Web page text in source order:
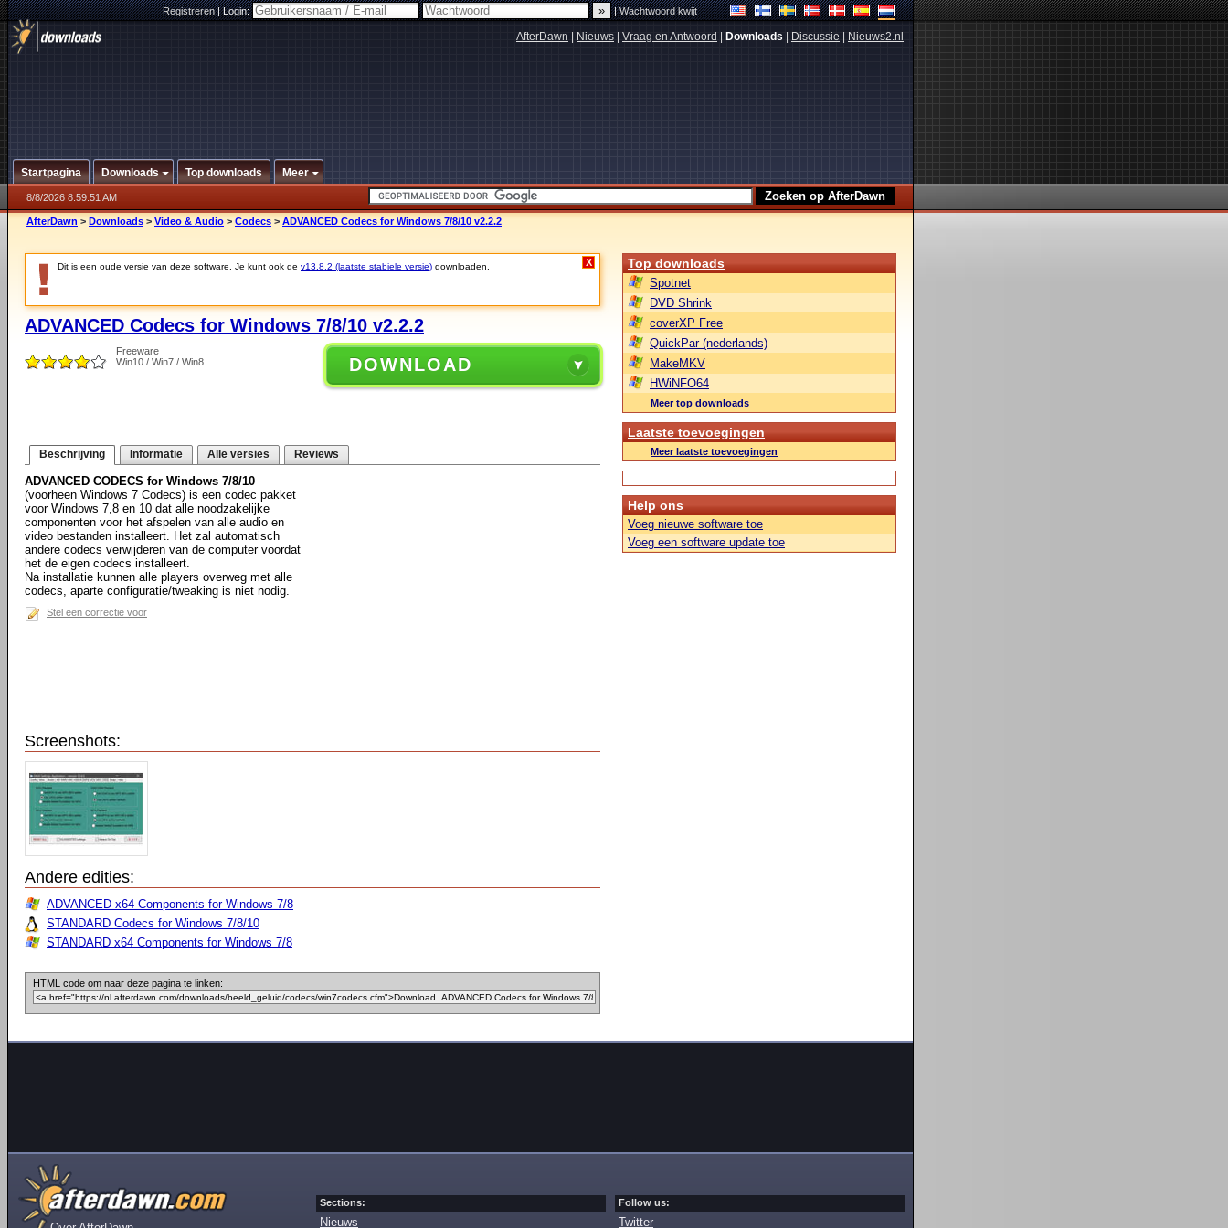
Registreren|Login: |Wachtwoord kwijt
AfterDawn Nieuws Vraag en Antwoord Downloads Discussie Nieuws2.nl
Startpagina Downloads Top downloads Meer
8/8/2026 8:59:51 AM
AfterDawn > Downloads > Video & Audio > Codecs > ADVANCED Codecs for Windows 7/8/10 v2.2.2
Dit is een oude versie van deze software. Je kunt ook de v13.8.2 (laatste stabiele versie) downloaden. X
ADVANCED Codecs for Windows 7/8/10 v2.2.2
Freeware
Win10 / Win7 / Win8
DOWNLOAD
Beschrijving Informatie Alle versies Reviews
ADVANCED CODECS for Windows 7/8/10
(voorheen Windows 7 Codecs) is een codec pakket
voor Windows 7,8 en 10 dat alle noodzakelijke
componenten voor het afspelen van alle audio en
video bestanden installeert. Het zal automatisch
andere codecs verwijderen van de computer voordat
het de eigen codecs installeert.
Na installatie kunnen alle players overweg met alle
codecs, aparte configuratie/tweaking is niet nodig.
Stel een correctie voor
Screenshots:
Andere edities:
ADVANCED x64 Components for Windows 7/8
STANDARD Codecs for Windows 7/8/10
STANDARD x64 Components for Windows 7/8
HTML code om naar deze pagina te linken:
Top downloads
Spotnet
DVD Shrink
coverXP Free
QuickPar (nederlands)
MakeMKV
HWiNFO64
Meer top downloads
Laatste toevoegingen
Meer laatste toevoegingen
Help ons
Voeg nieuwe software toe
Voeg een software update toe
Sections:
Nieuws
Follow us:
Twitter